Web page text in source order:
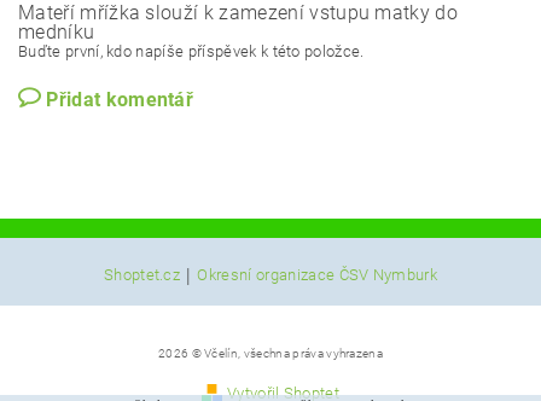
Mateří mřížka slouží k zamezení vstupu matky do
medníku
Buďte první, kdo napíše příspěvek k této položce.
Přidat komentář
Shoptet.cz | Okresní organizace ČSV Nymburk
2026 © Včelín, všechna práva vyhrazena
Vytvořil Shoptet